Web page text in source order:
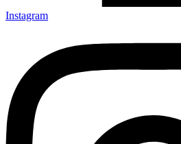
Instagram